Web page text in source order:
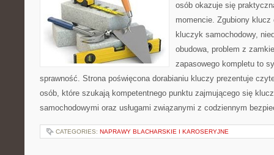
osób okazuje się
momencie. Zgubiony
kluczyk samochodowy,
obudowa, problem z
zapasowego kompletu to
sprawność. Strona poświęcona dorabianiu kluczy prezentuje
osób, które szukają kompetentnego punktu zajmującego się
samochodowymi oraz usługami związanymi z codziennym
CATEGORIES: NAPRAWY BLACHARSKIE I KAROSERYJNE